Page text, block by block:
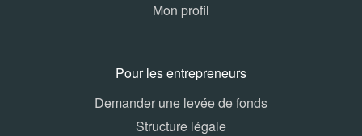
Mon profil
Pour les entrepreneurs
Demander une levée de fonds
Structure légale